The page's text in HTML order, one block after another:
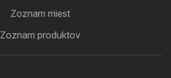
Zoznam miest
Zoznam produktov